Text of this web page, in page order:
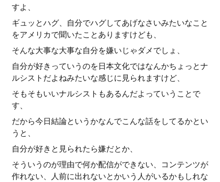
すよ、
ギュッとハグ、自分でハグしてあげなさいみたいなこと
をアメリカで聞いたことありますけども、
そんな大事な大事な自分を嫌いじゃダメでしょ、
自分が好きっていうのを日本文化ではなんかちょっとナ
ルシストだよねみたいな感じに見られますけど、
そもそもいいナルシストもあるんだよっていうことで
す、
だから今日結論というかなんでこんな話をしてるかとい
うと、
自分が好きと見られたら嫌だとか、
そういうのが理由で何か配信ができない、コンテンツが
作れない、人前に出れないとかいう人がいるかもしれな